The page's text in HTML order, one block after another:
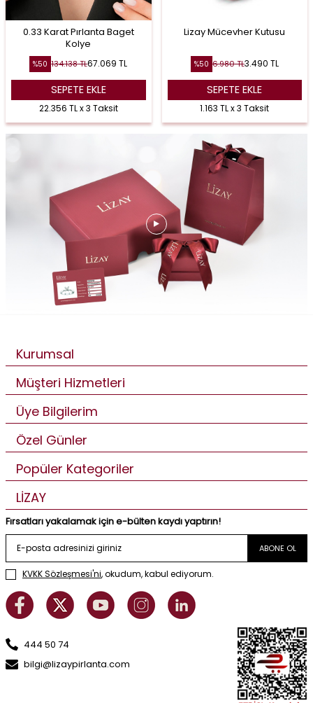
0.33 Karat Pırlanta Baget
Kolye
%50 134.138TL67.069 TL
SEPETE EKLE
22.356 TL x 3 Taksit
Lizay Mücevher Kutusu
%50 6.980TL3.490 TL
SEPETE EKLE
1.163 TL x 3 Taksit
Kurumsal
Müşteri Hizmetleri
Üye Bilgilerim
Özel Günler
Popüler Kategoriler
LİZAY
Fırsatları yakalamak için e-bülten kaydı yaptırın!
ABONE OL
KVKK Sözleşmesi'ni, okudum, kabul ediyorum.
444 50 74
bilgi@lizaypirlanta.com